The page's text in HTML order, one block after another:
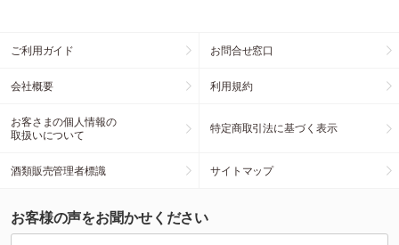
ご利用ガイド お問合せ窓口
会社概要 利用規約
お客さまの個人情報の
取扱いについて
特定商取引法に基づく表示
酒類販売管理者標識 サイトマップ
お客様の声をお聞かせください